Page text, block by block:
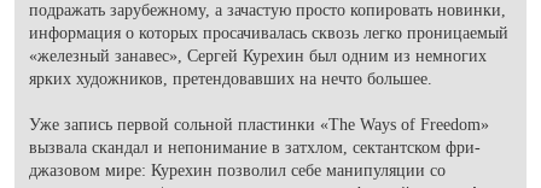
подражать зарубежному, а зачастую просто копировать новинки,
информация о которых просачивалась сквозь легко проницаемый
«железный занавес», Сергей Курехин был одним из немногих
ярких художников, претендовавших на нечто большее.
Уже запись первой сольной пластинки «The Ways of Freedom»
вызвала скандал и непонимание в затхлом, сектантском фри-
джазовом мире: Курехин позволил себе манипуляции со